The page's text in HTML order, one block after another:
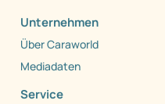
Unternehmen
Über Caraworld
Mediadaten
Service